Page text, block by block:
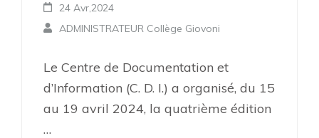
24 Avr,2024
ADMINISTRATEUR Collège Giovoni
Le Centre de Documentation et
d’Information (C. D. I.) a organisé, du 15
au 19 avril 2024, la quatrième édition
…